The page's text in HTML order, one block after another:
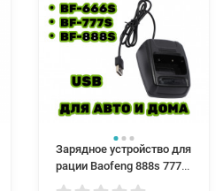
Зарядное устройство для
рации Baofeng 888s 777s
666s 888 777 666 стакан